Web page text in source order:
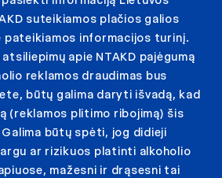
suteikiamos plačios galios
informacijos turinį.
apie NTAKD pajėgumą
reklamos draudimas bus
būtų galima daryti išvadą, kad
(reklamos plitimo ribojimą) šis
būtų spėti, jog didieji
ar rizikuos platinti alkoholio
mažesni ir drąsesni tai